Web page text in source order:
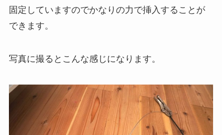
固定していますのでかなりの力で挿入することが
できます。
写真に撮るとこんな感じになります。